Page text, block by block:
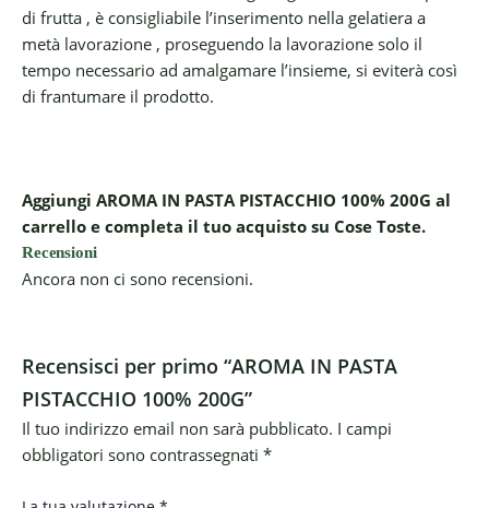
di frutta , è consigliabile l’inserimento nella gelatiera a
metà lavorazione , proseguendo la lavorazione solo il
tempo necessario ad amalgamare l’insieme, si eviterà così
di frantumare il prodotto.
Aggiungi AROMA IN PASTA PISTACCHIO 100% 200G al
carrello e completa il tuo acquisto su Cose Toste.
Recensioni
Ancora non ci sono recensioni.
Recensisci per primo “AROMA IN PASTA
PISTACCHIO 100% 200G”
Il tuo indirizzo email non sarà pubblicato. I campi
obbligatori sono contrassegnati *